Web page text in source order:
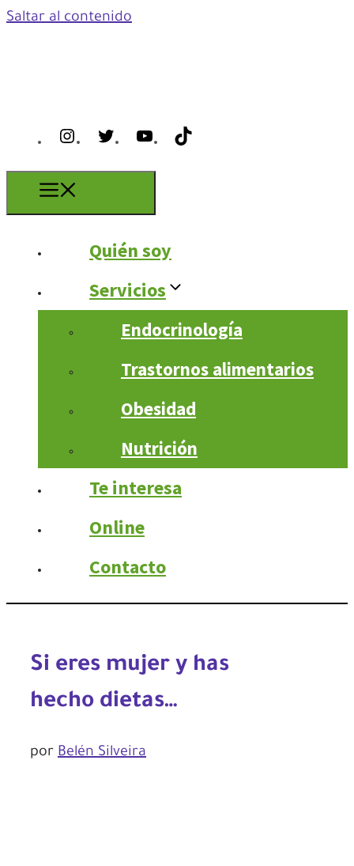
Saltar al contenido
Quién soy
Servicios
Endocrinología
Trastornos alimentarios
Obesidad
Nutrición
Te interesa
Online
Contacto
Si eres mujer y has
hecho dietas…
por Belén Silveira